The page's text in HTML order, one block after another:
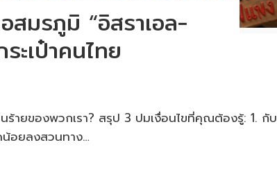
อสมรภูมิ “อิสราเอล-
ะเป๋าคนไทย
ร้ายของพวกเรา? สรุป 3 ปมเงื่อนไขที่คุณต้องรู้: 1. กับ
น้อยลงสวนทาง…